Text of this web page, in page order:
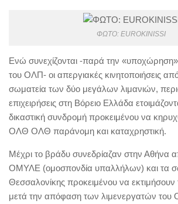
ΦΩΤΟ: EUROKINISSI
Ενώ συνεχίζονται -παρά την
του ΟΛΠ- οι απεργιακές κινητοποιήσεις
σωματεία των δύο μεγάλων λιμανιών,
επιχειρήσεις στη Βόρειο Ελλάδα
δικαστική συνδρομή προκειμένου να
ΟΛΘ ΟΛΘ παράνομη και καταχρηστική.
Μέχρι το βράδυ συνεδρίαζαν στην Αθήνα
ΟΜΥΛΕ (ομοσπονδία υπαλλήλων) και τα
Θεσσαλονίκης προκειμένου να
μετά την απόφαση των λιμενεργατών